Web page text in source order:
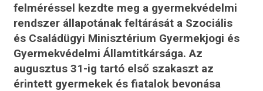
felméréssel kezdte meg a gyermekvédelmi
rendszer állapotának feltárását a Szociális
és Családügyi Minisztérium Gyermekjogi és
Gyermekvédelmi Államtitkársága. Az
augusztus 31-ig tartó első szakaszt az
érintett gyermekek és fiatalok bevonása